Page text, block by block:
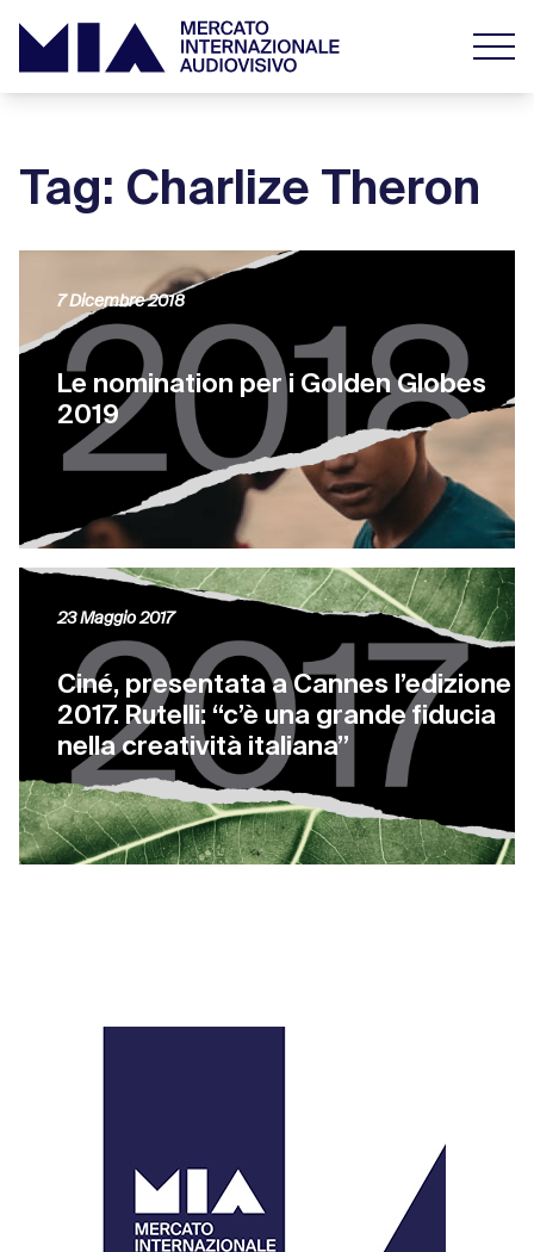
Tag: Charlize Theron
Le nomination per i Golden Globes
2019
7 Dicembre 2018
Ciné, presentata a Cannes l’edizione
2017. Rutelli: “c’è una grande fiducia
nella creatività italiana”
23 Maggio 2017